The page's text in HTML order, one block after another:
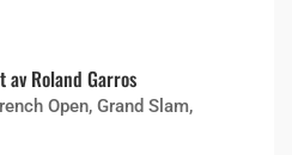
Roland Garros
Open, Grand Slam,